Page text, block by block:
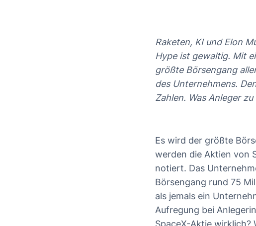
Das erwartet
Was macht
Arbeitet SpaceX
Was sind die
Kann ich in
Raketen, KI und Elon
Hype ist gewaltig. Mit
größte Börsengang
des Unternehmens.
Zahlen. Was Anleger
Es wird der größte
werden die Aktien von
notiert. Das
Börsengang rund 75
als jemals ein
Aufregung bei
SpaceX-Aktie